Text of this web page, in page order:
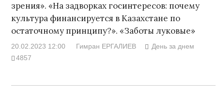
зрения». «На задворках госинтересов: почему
культура финансируется в Казахстане по
остаточному принципу?». «Заботы луковые»
20.02.2023 12:00 Гимран ЕРГАЛИЕВ
День за днем
4857